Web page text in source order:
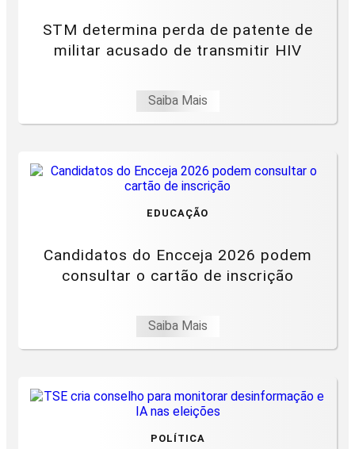
STM determina perda de patente de
militar acusado de transmitir HIV
Saiba Mais
EDUCAÇÃO
Candidatos do Encceja 2026 podem
consultar o cartão de inscrição
Saiba Mais
POLÍTICA